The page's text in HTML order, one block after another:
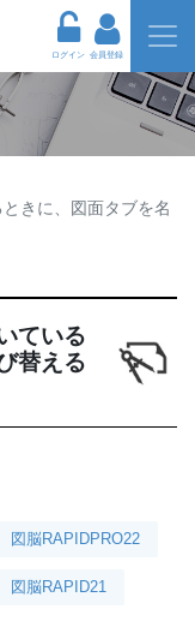
ログイン 会員登録
きに、図面タブを名
ている
替える
図脳RAPIDPRO22
図脳RAPID21